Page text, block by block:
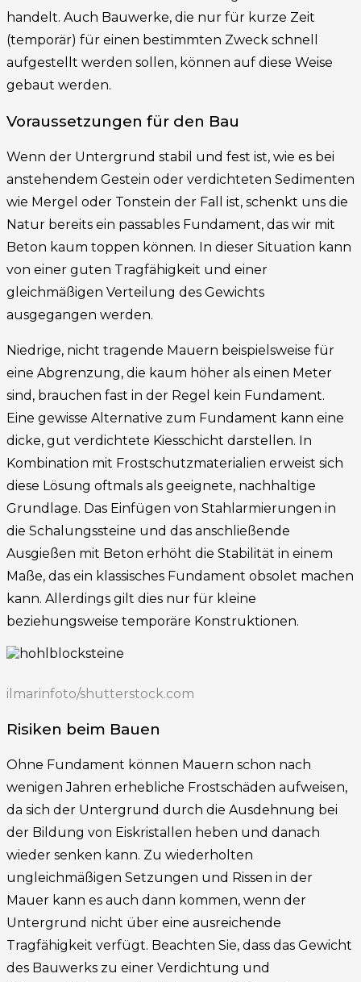
handelt. Auch Bauwerke, die nur für kurze Zeit
(temporär) für einen bestimmten Zweck schnell
aufgestellt werden sollen, können auf diese Weise
gebaut werden.
Voraussetzungen für den Bau
Wenn der Untergrund stabil und fest ist, wie es bei
anstehendem Gestein oder verdichteten Sedimenten
wie Mergel oder Tonstein der Fall ist, schenkt uns die
Natur bereits ein passables Fundament, das wir mit
Beton kaum toppen können. In dieser Situation kann
von einer guten Tragfähigkeit und einer
gleichmäßigen Verteilung des Gewichts
ausgegangen werden.
Niedrige, nicht tragende Mauern beispielsweise für
eine Abgrenzung, die kaum höher als einen Meter
sind, brauchen fast in der Regel kein Fundament.
Eine gewisse Alternative zum Fundament kann eine
dicke, gut verdichtete Kiesschicht darstellen. In
Kombination mit Frostschutzmaterialien erweist sich
diese Lösung oftmals als geeignete, nachhaltige
Grundlage. Das Einfügen von Stahlarmierungen in
die Schalungssteine und das anschließende
Ausgießen mit Beton erhöht die Stabilität in einem
Maße, das ein klassisches Fundament obsolet machen
kann. Allerdings gilt dies nur für kleine
beziehungsweise temporäre Konstruktionen.
ilmarinfoto/shutterstock.com
Risiken beim Bauen
Ohne Fundament können Mauern schon nach
wenigen Jahren erhebliche Frostschäden aufweisen,
da sich der Untergrund durch die Ausdehnung bei
der Bildung von Eiskristallen heben und danach
wieder senken kann. Zu wiederholten
ungleichmäßigen Setzungen und Rissen in der
Mauer kann es auch dann kommen, wenn der
Untergrund nicht über eine ausreichende
Tragfähigkeit verfügt. Beachten Sie, dass das Gewicht
des Bauwerks zu einer Verdichtung und